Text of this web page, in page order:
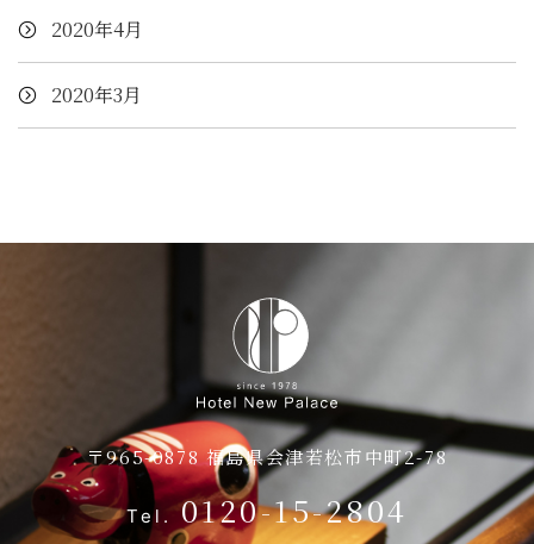
2020年4月
2020年3月
〒965-0878 福島県会津若松市中町2-78
Tel. 0120-15-2804
アクセス
お知らせ
お問い合わせ
会議・ご宴会
会議・ご宴会